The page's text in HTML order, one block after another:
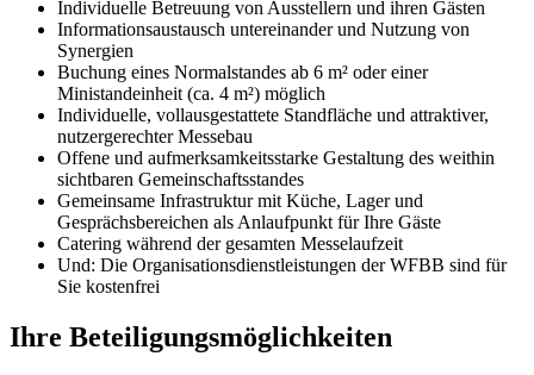
Individuelle Betreuung von Ausstellern und ihren Gästen
Informationsaustausch untereinander und Nutzung von
Synergien
Buchung eines Normalstandes ab 6 m² oder einer
Ministandeinheit (ca. 4 m²) möglich
Individuelle, vollausgestattete Standfläche und attraktiver,
nutzergerechter Messebau
Offene und aufmerksamkeitsstarke Gestaltung des weithin
sichtbaren Gemeinschaftsstandes
Gemeinsame Infrastruktur mit Küche, Lager und
Gesprächsbereichen als Anlaufpunkt für Ihre Gäste
Catering während der gesamten Messelaufzeit
Und: Die Organisationsdienstleistungen der WFBB sind für
Sie kostenfrei
Ihre Beteiligungsmöglichkeiten